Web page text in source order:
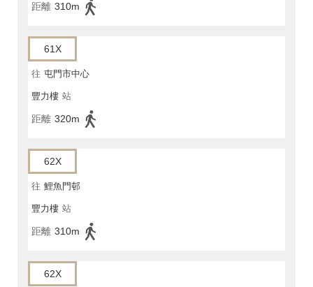
距離 310m
61X
往 屯門市中心
豐力樓 站
距離 320m
62X
往 鯉魚門邨
豐力樓 站
距離 310m
62X